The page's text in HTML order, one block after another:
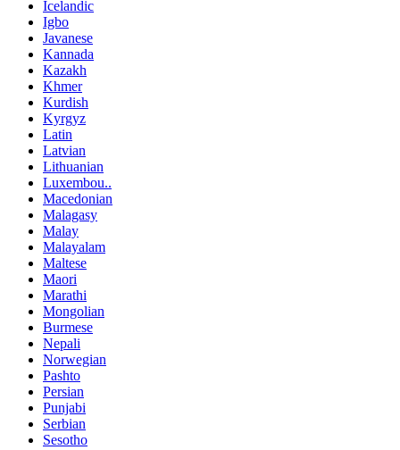
Icelandic
Igbo
Javanese
Kannada
Kazakh
Khmer
Kurdish
Kyrgyz
Latin
Latvian
Lithuanian
Luxembou..
Macedonian
Malagasy
Malay
Malayalam
Maltese
Maori
Marathi
Mongolian
Burmese
Nepali
Norwegian
Pashto
Persian
Punjabi
Serbian
Sesotho